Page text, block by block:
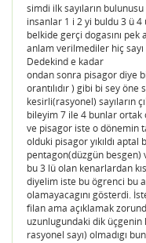
simdi ilk sayıların
insanlar 1 i 2 yi buldu 3 ü
belkide gerçi dogasını pek
anlam verilmediler hiç
Dedekind e kadar
ondan sonra pisagor diye bi
orantılıdır ) gibi bi sey
kesirli(rasyonel) sayıların
bileyim 7 ile 4 bunlar ortak
ve pisagor iste o dönemin
olduki pisagor yıkıldı
pentagon(düzgün besgen)
bu 3 lü olan kenarlardan
diyelim iste bu ögrenci bu
olamayacagını gösterdi.
filan ama açıklamak
uzunlugundaki dik üçgenin
rasyonel sayı) olmadıgı